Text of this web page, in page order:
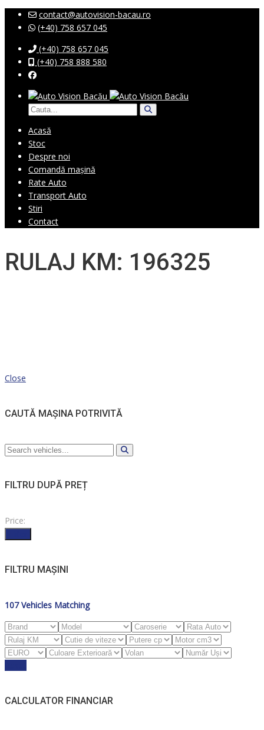
contact@autovision-bacau.ro
(+40) 758 657 045
(+40) 758 657 045
(+40) 758 888 580
Acasă
Stoc
Despre noi
Comandă mașină
Rate Auto
Transport Auto
Stiri
Contact
RULAJ KM: 196325
Close
CAUTĂ MAȘINA POTRIVITĂ
FILTRU DUPĂ PREȚ
Price:
FILTRU MAȘINI
107 Vehicles Matching
CALCULATOR FINANCIAR